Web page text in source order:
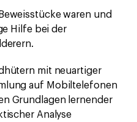
waren und
Hilfe bei der
mit neuartiger
auf Mobiltelefonen
Grundlagen lernender
Analyse